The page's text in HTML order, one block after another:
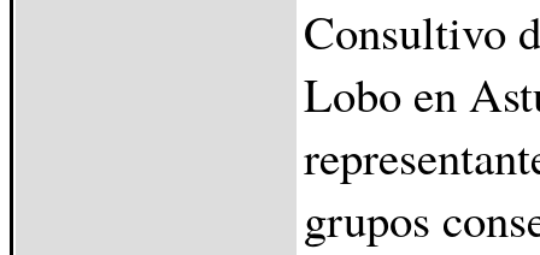
Consultivo
Lobo en
grupos